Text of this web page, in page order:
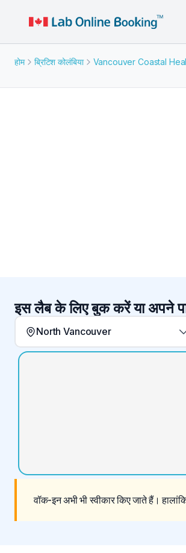
होम ब्रिटिश कोलंबिया Vancouver Coastal
इस लैब के लिए बुक करें या अपने
North Vancouver
वॉक-इन अभी भी स्वीकार किए जाते हैं।